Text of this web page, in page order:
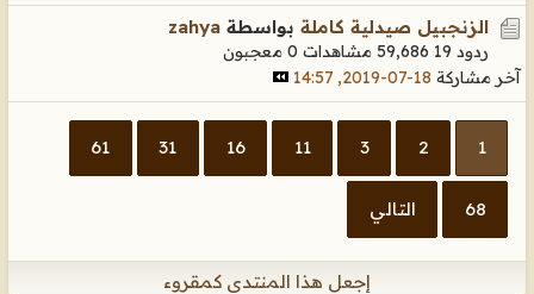
الزنجبيل صيدلية كاملة بواسطة zahya
ردود 19 59,686 مشاهدات
0 معجبون
آخر مشاركة 18-07-2019, 14:57
1
2
3
11
16
31
61
68 التالي
إجعل هذا المنتدى كمقروء